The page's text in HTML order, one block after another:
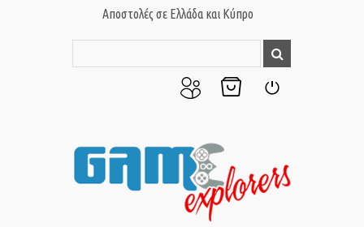
Αποστολές σε Ελλάδα και Κύπρο
μου